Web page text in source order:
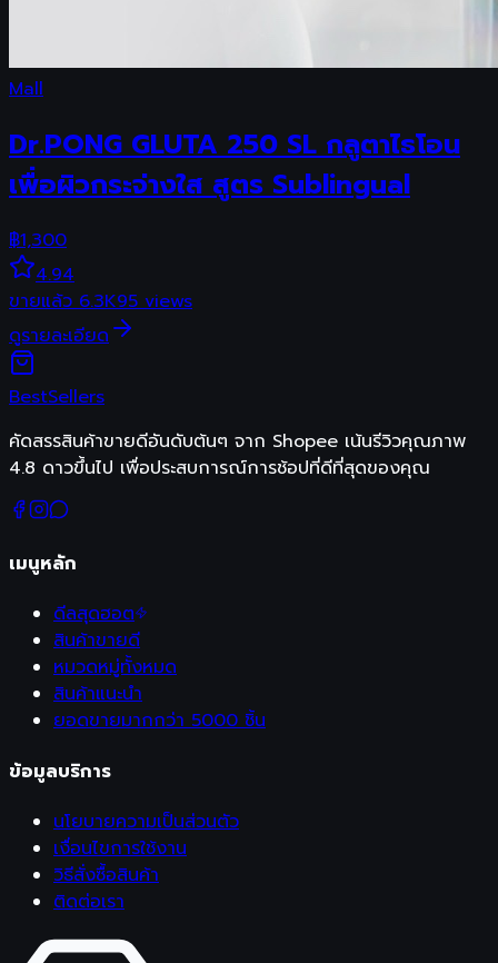
Mall
Dr.PONG GLUTA 250 SL กลูตาไธโอน
เพื่อผิวกระจ่างใส สูตร Sublingual
฿1,300
4.94
ขายแล้ว 6.3K95 views
ดูรายละเอียด
BestSellers
คัดสรรสินค้าขายดีอันดับต้นๆ จาก Shopee เน้นรีวิวคุณภาพ
4.8 ดาวขึ้นไป เพื่อประสบการณ์การช้อปที่ดีที่สุดของคุณ
เมนูหลัก
ดีลสุดฮอต
สินค้าขายดี
หมวดหมู่ทั้งหมด
สินค้าแนะนำ
ยอดขายมากกว่า 5000 ชิ้น
ข้อมูลบริการ
นโยบายความเป็นส่วนตัว
เงื่อนไขการใช้งาน
วิธีสั่งซื้อสินค้า
ติดต่อเรา